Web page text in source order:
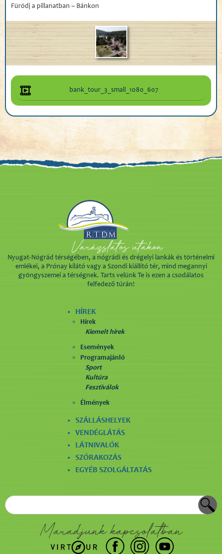
Fürödj a pillanatban – Bánkon
bank_tour_3_small_1080_607
Nyugat-Nógrád térségében, a nógrádi és drégelyi lankák és történelmi
emlékei, a Prónay kilátó vagy a Szondi kiállító tér, mind megannyi
gyöngyszemei a térségnek. Tarts velünk Te is ezen a csodálatos
felfedező túrán!
HÍREK
Hírek
Kiemelt hírek
Események
Programajánló
Sport
Kultúra
Fesztiválok
Élmények
SZÁLLÁSHELYEK
VENDÉGLÁTÁS
LÁTNIVALÓK
SZÓRAKOZÁS
EGYÉB SZOLGÁLTATÁS
Maradjunk kapcsolatban